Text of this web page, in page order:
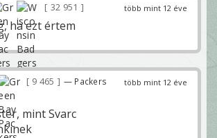
több mint 12 éve
32 951
ha ezt értem
több mint 12 éve
9 465
— Packers
mint Svarc